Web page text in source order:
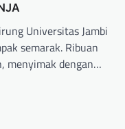
Universitas Jambi
semarak. Ribuan
menyimak dengan…